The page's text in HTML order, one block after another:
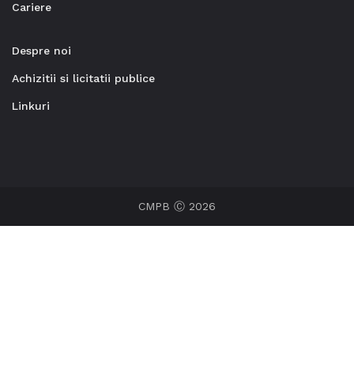
Cariere
Despre noi
Achizitii si licitatii publice
Linkuri
CMPB Ⓒ 2026